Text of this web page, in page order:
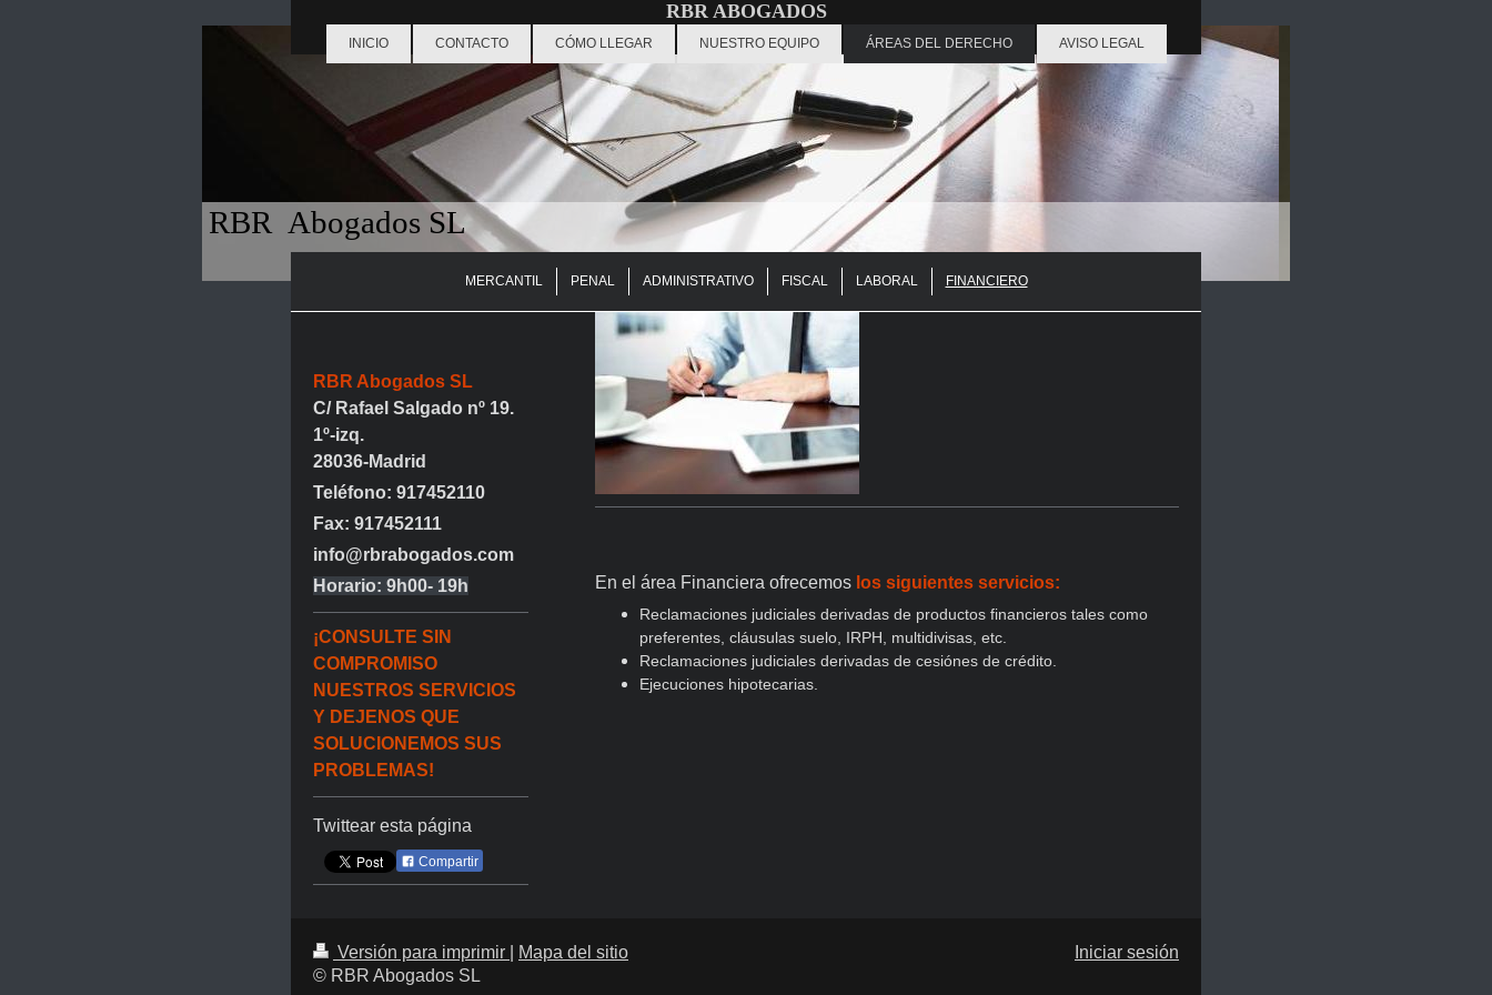
RBR ABOGADOS
INICIO CONTACTO CÓMO LLEGAR NUESTRO EQUIPO ÁREAS DEL DERECHO AVISO LEGAL
RBR Abogados SL
MERCANTIL PENAL ADMINISTRATIVO FISCAL LABORAL FINANCIERO
En el área Financiera ofrecemos los siguientes servicios:
Reclamaciones judiciales derivadas de productos financieros tales como
preferentes, cláusulas suelo, IRPH, multidivisas, etc.
Reclamaciones judiciales derivadas de cesiónes de crédito.
Ejecuciones hipotecarias.
RBR Abogados SL
C/ Rafael Salgado nº 19.
1º-izq.
28036-Madrid
Teléfono: 917452110
Fax: 917452111
info@rbrabogados.com
Horario: 9h00- 19h
¡CONSULTE SIN
COMPROMISO
NUESTROS SERVICIOS
Y DEJENOS QUE
SOLUCIONEMOS SUS
PROBLEMAS!
Twittear esta página
Compartir
Versión para imprimir
Mapa del sitio
© RBR Abogados SL
Iniciar sesión